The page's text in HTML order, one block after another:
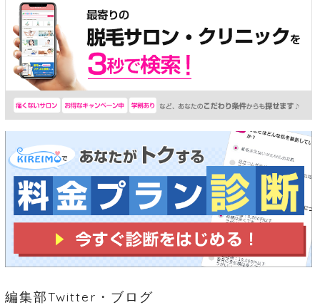
編集部Twitter・ブログ